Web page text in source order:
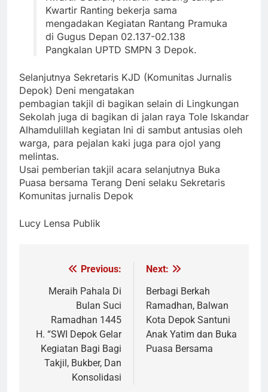
Kwartir Ranting bekerja sama
mengadakan Kegiatan Rantang Pramuka
di Gugus Depan 02.137-02.138
Pangkalan UPTD SMPN 3 Depok.
Selanjutnya Sekretaris KJD (Komunitas Jurnalis
Depok) Deni mengatakan
pembagian takjil di bagikan selain di Lingkungan
Sekolah juga di bagikan di jalan raya Tole Iskandar
Alhamdulillah kegiatan Ini di sambut antusias oleh
warga, para pejalan kaki juga para ojol yang
melintas.
Usai pemberian takjil acara selanjutnya Buka
Puasa bersama Terang Deni selaku Sekretaris
Komunitas jurnalis Depok
Lucy Lensa Publik
Navigasi
pos
Previous:
Meraih Pahala Di
Bulan Suci
Ramadhan 1445
H. “SWI Depok Gelar
Kegiatan Bagi Bagi
Takjil, Bukber, Dan
Konsolidasi
Next:
Berbagi Berkah
Ramadhan, Balwan
Kota Depok Santuni
Anak Yatim dan Buka
Puasa Bersama